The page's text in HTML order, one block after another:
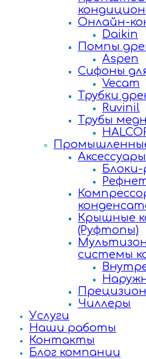
Онлайн-
Daikin
Помпы
Aspen
Сифоны
Vecam
Трубки
Ruvinil
Трубы
Аксессуары
Крышные
(Руфтопы)
системы
Чиллеры
Услуги
Наши работы
Контакты
Блог компании